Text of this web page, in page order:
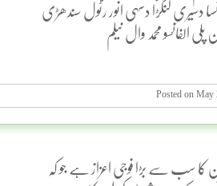
دسیری لنگڑا دسہی انور رٹول سندھڑی
الفانسو محمد وال نیلم
Posted on May
کا سب سے بڑا فوجی اعزاز ہے جو کہ